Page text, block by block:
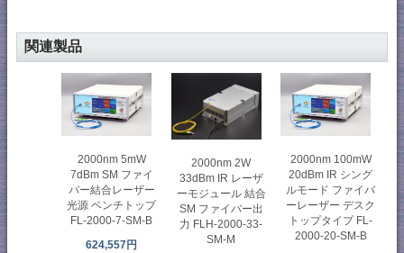
関連製品
2000nm 5mW
7dBm SM ファイ
バー結合レーザー
光源 ベンチトップ
FL-2000-7-SM-B
624,557円
2000nm 2W
33dBm IR レーザ
ーモジュール 結合
SM ファイバー出
力 FLH-2000-33-
SM-M
2000nm 100mW
20dBm IR シング
ルモード ファイバ
ーレーザー デスク
トップタイプ FL-
2000-20-SM-B